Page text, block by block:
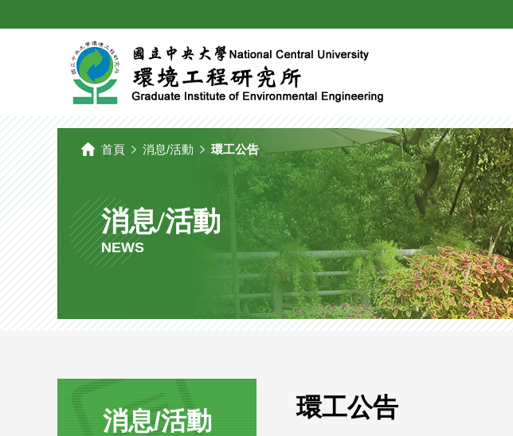
消息/活動
NEWS
首頁 消息/活動 環工公告
消息/活動 環工公告